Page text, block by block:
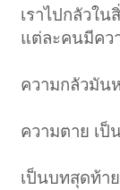
เราไปกลัวใน
แต่ละคนมีคว
ความกลัวมัน
ความตาย เป็
เป็นบทสุดท้า